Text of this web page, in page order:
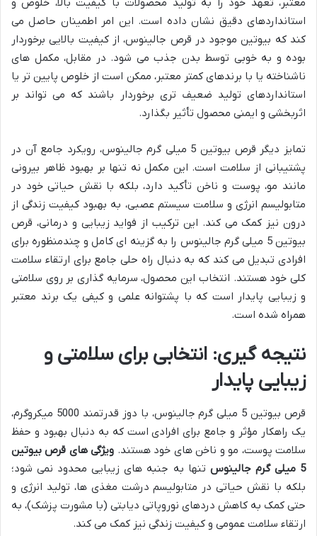
معتبر، تعهد خود را به تولید محصولات با کیفیت بالا، خلوص و
استانداردهای دقیق نشان داده است. این امر اطمینان حاصل می
کند که بیوتین موجود در قرص جالینوس، از کیفیت بالایی برخوردار
بوده و به خوبی توسط بدن جذب می شود. در مقابل، مکمل های
ناشناخته یا با برندهای کمتر معتبر، ممکن است از خلوص پایین تر یا
استانداردهای تولید ضعیف تری برخوردار باشند که می تواند بر
اثربخشی و ایمنی محصول تأثیر بگذارد.
تمایز دیگر قرص بیوتین 5 میلی گرم جالینوس، رویکرد جامع آن در
پشتیبانی از سلامت است. این مکمل نه تنها بر بهبود ظاهر بیرونی
مانند مو، پوست و ناخن تأکید دارد، بلکه با نقش حیاتی خود در
متابولیسم انرژی و سلامت سیستم عصبی، به بهبود کیفیت زندگی از
درون نیز کمک می کند. این ترکیب از فواید زیبایی و درمانی، قرص
بیوتین 5 میلی گرم جالینوس را به گزینه ای کامل و چندمنظوره برای
افرادی تبدیل می کند که به دنبال راه حلی جامع برای ارتقاء سلامت
کلی خود هستند. انتخاب این محصول، سرمایه گذاری بر روی سلامتی
و زیبایی پایدار است که با پشتوانه علمی و کیفی یک برند معتبر
همراه شده است.
نتیجه گیری: انتخابی برای سلامتی و
زیبایی پایدار
قرص بیوتین 5 میلی گرم جالینوس، با دوز قدرتمند 5000 میکروگرم،
یک راهکار مؤثر و جامع برای افرادی است که به دنبال بهبود و حفظ
سلامت پوست، مو و ناخن های خود هستند. ویژگی های قرص بیوتین
5 میلی گرم جالینوس
تنها به جنبه های زیبایی محدود نمی شود؛
بلکه با نقش حیاتی در متابولیسم درشت مغذی ها، تولید انرژی و
حتی کمک به کاهش دردهای نوروپاتی دیابتی (با مشورت پزشک)، به
ارتقاء سلامت عمومی و کیفیت زندگی نیز کمک می کند.